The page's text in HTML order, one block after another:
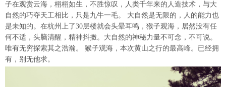
子在观赏云海，栩栩如生，不胜惊叹，人类千年来的人造技术，与大
自然的巧夺天工相比，只是九牛一毛。 大自然是无限的，人的能力也
是未知的。在杭州上了30层楼就会头晕耳鸣，猴子观海，居然没有任
何不适，头脑清醒，精神抖擞。大自然的神秘力量不可念，不可说。
唯有无穷探索其之浩瀚。 猴子观海，本次黄山之行的最高峰。已经拥
有，别无他求。